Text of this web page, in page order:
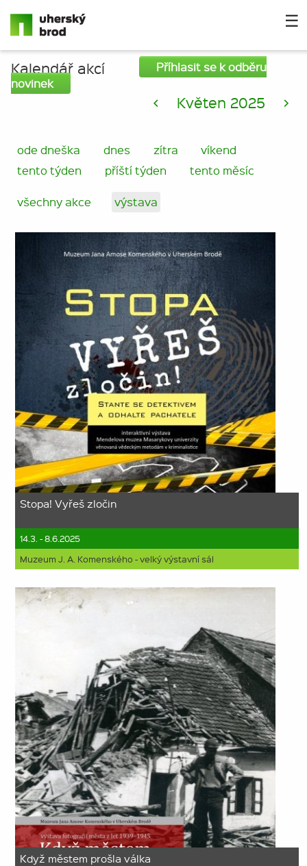
☰
Kalendář akcí
Příhlasit se k odběru
novinek
< Květen 2025 >
ode dneška dnes zítra
víkend
tento týden
příští týden tento měsíc
všechny akce výstava
Stopa! Vyřeš zločin
14.3. - 8.6.2025
Muzeum J. A. Komenského - velký výstavní sál
Když městem prošla válka